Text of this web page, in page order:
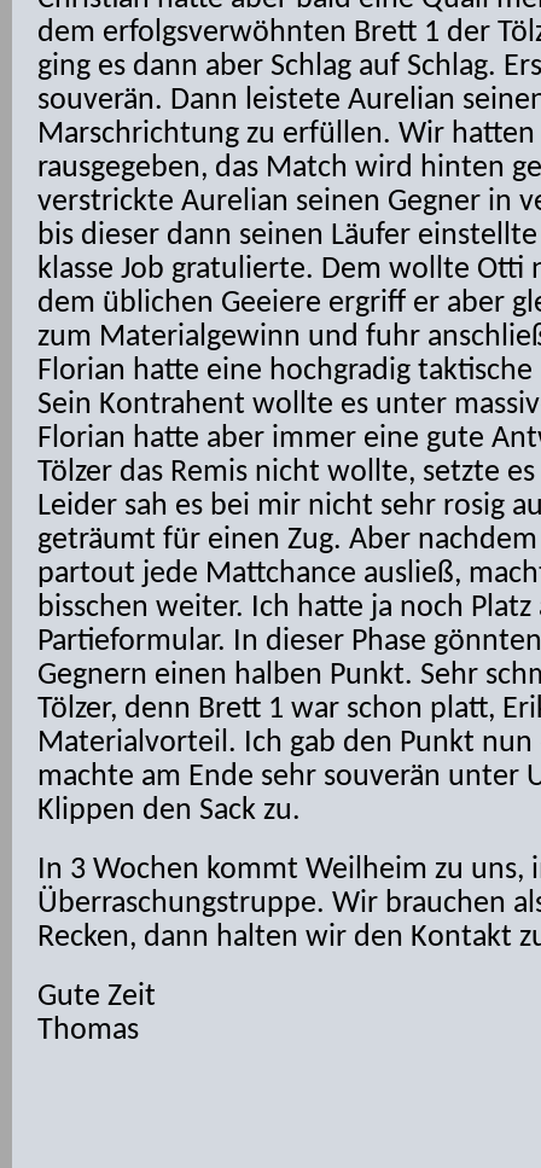
dem erfolgsverwöhnten Brett 1 der
ging es dann aber Schlag auf Schlag.
souverän. Dann leistete Aurelian
Marschrichtung zu erfüllen. Wir hatten
rausgegeben, das Match wird hinten
verstrickte Aurelian seinen Gegner in
bis dieser dann seinen Läufer
klasse Job gratulierte. Dem wollte Otti
dem üblichen Geeiere ergriff er aber
zum Materialgewinn und fuhr
Florian hatte eine hochgradig
Sein Kontrahent wollte es unter
Florian hatte aber immer eine gute
Tölzer das Remis nicht wollte, setzte
Leider sah es bei mir nicht sehr rosig
geträumt für einen Zug. Aber
partout jede Mattchance ausließ,
bisschen weiter. Ich hatte ja noch
Partieformular. In dieser Phase
Gegnern einen halben Punkt. Sehr
Tölzer, denn Brett 1 war schon platt,
Materialvorteil. Ich gab den Punkt
machte am Ende sehr souverän unter
Klippen den Sack zu.
In 3 Wochen kommt Weilheim zu uns,
Überraschungstruppe. Wir brauchen
Recken, dann halten wir den Kontakt
Gute Zeit
Thomas